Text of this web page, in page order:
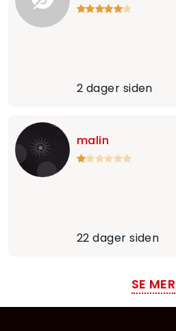
2 dager siden
malin
22 dager siden
SE MER